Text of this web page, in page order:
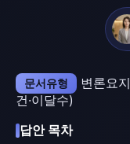
문서유형
변론요
건·이달수)
답안 목차